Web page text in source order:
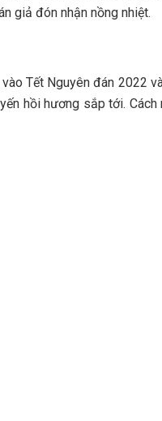
giả đón nhận nồng nhiệt.
Tết Nguyên đán 2022
hồi hương sắp tới.